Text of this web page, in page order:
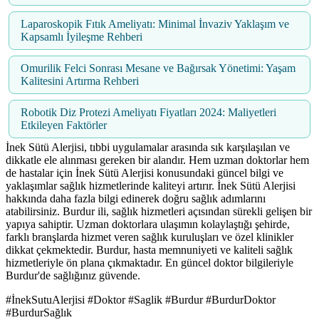
Laparoskopik Fıtık Ameliyatı: Minimal İnvaziv Yaklaşım ve
Kapsamlı İyileşme Rehberi
Omurilik Felci Sonrası Mesane ve Bağırsak Yönetimi: Yaşam
Kalitesini Artırma Rehberi
Robotik Diz Protezi Ameliyatı Fiyatları 2024: Maliyetleri
Etkileyen Faktörler
İnek Sütü Alerjisi, tıbbi uygulamalar arasında sık karşılaşılan ve
dikkatle ele alınması gereken bir alandır. Hem uzman doktorlar hem
de hastalar için İnek Sütü Alerjisi konusundaki güncel bilgi ve
yaklaşımlar sağlık hizmetlerinde kaliteyi artırır. İnek Sütü Alerjisi
hakkında daha fazla bilgi edinerek doğru sağlık adımlarını
atabilirsiniz. Burdur ili, sağlık hizmetleri açısından sürekli gelişen bir
yapıya sahiptir. Uzman doktorlara ulaşımın kolaylaştığı şehirde,
farklı branşlarda hizmet veren sağlık kuruluşları ve özel klinikler
dikkat çekmektedir. Burdur, hasta memnuniyeti ve kaliteli sağlık
hizmetleriyle ön plana çıkmaktadır. En güncel doktor bilgileriyle
Burdur'de sağlığınız güvende.
#İnekSutuAlerjisi #Doktor #Saglik #Burdur #BurdurDoktor
#BurdurSağlık